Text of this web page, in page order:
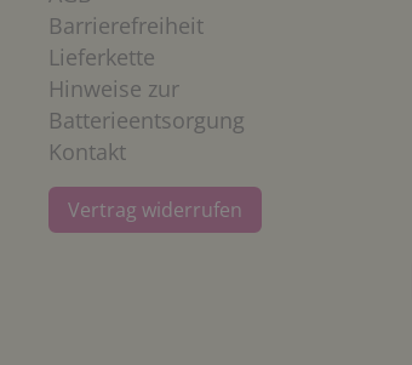
Barrierefreiheit
Lieferkette
Hinweise zur
Batterieentsorgung
Kontakt
Vertrag widerrufen